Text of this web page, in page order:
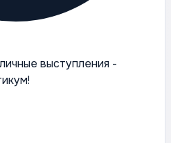
выступления -